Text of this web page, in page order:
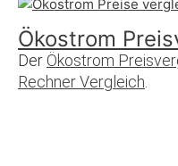
Ökostrom
Der Ökostrom
Rechner Vergleich.